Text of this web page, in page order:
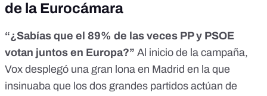
de la Eurocámara
“¿Sabías que el 89% de las veces PP y PSOE
votan juntos en Europa?” Al inicio de la campaña,
Vox desplegó una gran lona en Madrid en la que
insinuaba que los dos grandes partidos actúan de